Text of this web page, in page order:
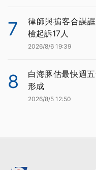
7
律師與掮客合謀
檢起訴17人
2026/8/6 19:39
8
白海豚估最快週
形成
2026/8/5 12:50